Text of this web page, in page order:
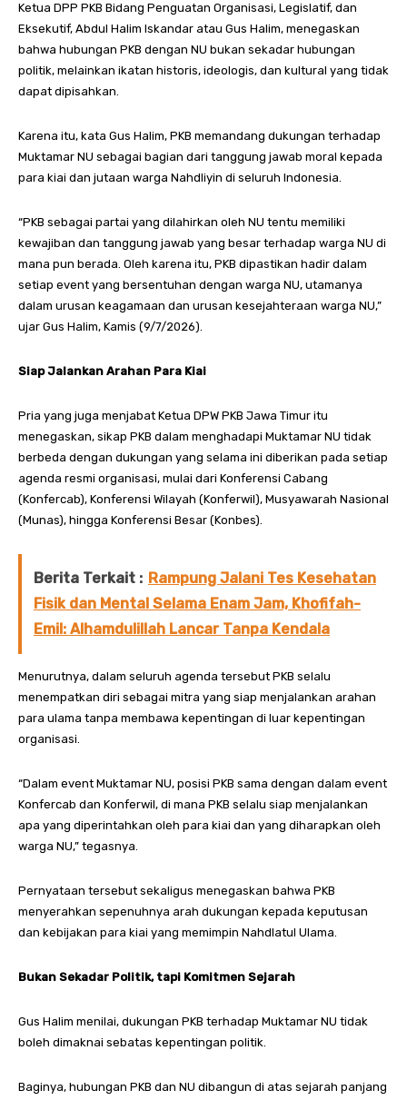
Ketua DPP PKB Bidang Penguatan Organisasi, Legislatif, dan
Eksekutif, Abdul Halim Iskandar atau Gus Halim, menegaskan
bahwa hubungan PKB dengan NU bukan sekadar hubungan
politik, melainkan ikatan historis, ideologis, dan kultural yang tidak
dapat dipisahkan.
Karena itu, kata Gus Halim, PKB memandang dukungan terhadap
Muktamar NU sebagai bagian dari tanggung jawab moral kepada
para kiai dan jutaan warga Nahdliyin di seluruh Indonesia.
“PKB sebagai partai yang dilahirkan oleh NU tentu memiliki
kewajiban dan tanggung jawab yang besar terhadap warga NU di
mana pun berada. Oleh karena itu, PKB dipastikan hadir dalam
setiap event yang bersentuhan dengan warga NU, utamanya
dalam urusan keagamaan dan urusan kesejahteraan warga NU,”
ujar Gus Halim, Kamis (9/7/2026).
Siap Jalankan Arahan Para Kiai
Pria yang juga menjabat Ketua DPW PKB Jawa Timur itu
menegaskan, sikap PKB dalam menghadapi Muktamar NU tidak
berbeda dengan dukungan yang selama ini diberikan pada setiap
agenda resmi organisasi, mulai dari Konferensi Cabang
(Konfercab), Konferensi Wilayah (Konferwil), Musyawarah Nasional
(Munas), hingga Konferensi Besar (Konbes).
Berita Terkait : Rampung Jalani Tes Kesehatan
Fisik dan Mental Selama Enam Jam, Khofifah-
Emil: Alhamdulillah Lancar Tanpa Kendala
Menurutnya, dalam seluruh agenda tersebut PKB selalu
menempatkan diri sebagai mitra yang siap menjalankan arahan
para ulama tanpa membawa kepentingan di luar kepentingan
organisasi.
“Dalam event Muktamar NU, posisi PKB sama dengan dalam event
Konfercab dan Konferwil, di mana PKB selalu siap menjalankan
apa yang diperintahkan oleh para kiai dan yang diharapkan oleh
warga NU,” tegasnya.
Pernyataan tersebut sekaligus menegaskan bahwa PKB
menyerahkan sepenuhnya arah dukungan kepada keputusan
dan kebijakan para kiai yang memimpin Nahdlatul Ulama.
Bukan Sekadar Politik, tapi Komitmen Sejarah
Gus Halim menilai, dukungan PKB terhadap Muktamar NU tidak
boleh dimaknai sebatas kepentingan politik.
Baginya, hubungan PKB dan NU dibangun di atas sejarah panjang